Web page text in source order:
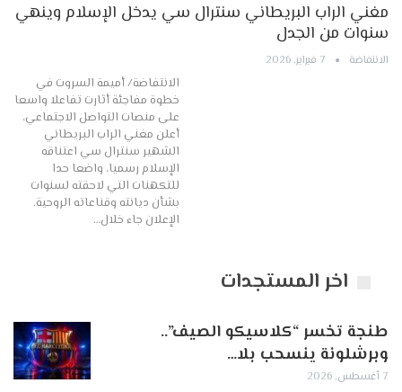
مغني الراب البريطاني سنترال سي يدخل الإسلام وينهي
سنوات من الجدل
الانتفاضة 7 فبراير, 2026
الانتفاضة/ أميمة السروت في
خطوة مفاجئة أثارت تفاعلا واسعا
على منصات التواصل الاجتماعي،
أعلن مغني الراب البريطاني
الشهير سنترال سي اعتناقه
الإسلام رسميا، واضعا حدا
للتكهنات التي لاحقته لسنوات
بشأن ديانته وقناعاته الروحية.
الإعلان جاء خلال…
اخر المستجدات
طنجة تخسر “كلاسيكو الصيف”..
وبرشلونة ينسحب بلا…
7 أغسطس, 2026